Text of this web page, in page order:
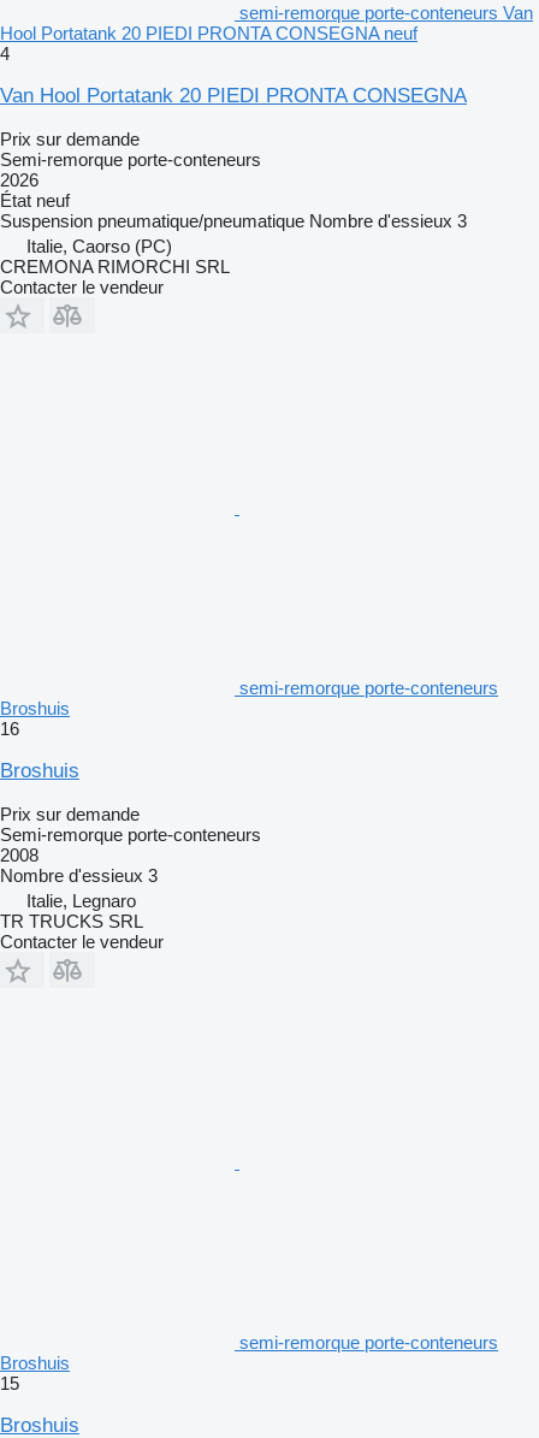
semi-remorque porte-conteneurs Van
Hool Portatank 20 PIEDI PRONTA CONSEGNA neuf
4
Van Hool Portatank 20 PIEDI PRONTA CONSEGNA
Prix sur demande
Semi-remorque porte-conteneurs
2026
État neuf
Suspension pneumatique/pneumatique Nombre d'essieux 3
Italie, Caorso (PC)
CREMONA RIMORCHI SRL
Contacter le vendeur
semi-remorque porte-conteneurs
Broshuis
16
Broshuis
Prix sur demande
Semi-remorque porte-conteneurs
2008
Nombre d'essieux 3
Italie, Legnaro
TR TRUCKS SRL
Contacter le vendeur
semi-remorque porte-conteneurs
Broshuis
15
Broshuis